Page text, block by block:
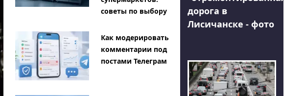
советы по выбору
Как модерировать
комментарии под
постами Телеграм
дорога в
Лисичанске - фото